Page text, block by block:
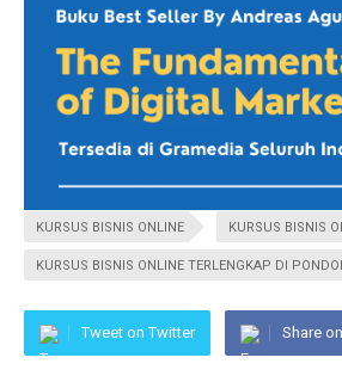
KURSUS BISNIS ONLINE KURSUS BISNIS
KURSUS BISNIS ONLINE TERLENGKAP DI
Tweet on Twitter Share